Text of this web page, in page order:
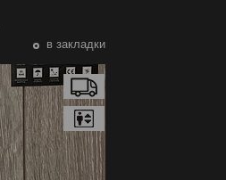
в закладки